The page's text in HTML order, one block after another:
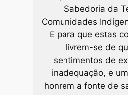
Sabedoria da
Comunidades
E para que estas
livrem-se de
sentimentos de
inadequação, e
honrem a fonte de